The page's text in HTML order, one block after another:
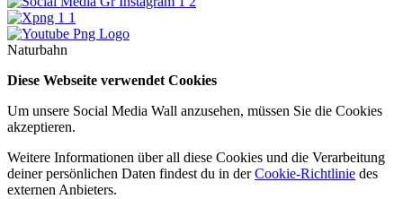
Naturbahn
Diese Webseite verwendet Cookies
Um unsere Social Media Wall anzusehen, müssen Sie die Cookies
akzeptieren.
Weitere Informationen über all diese Cookies und die Verarbeitung
deiner persönlichen Daten findest du in derCookie-Richtlinie des
externen Anbieters.